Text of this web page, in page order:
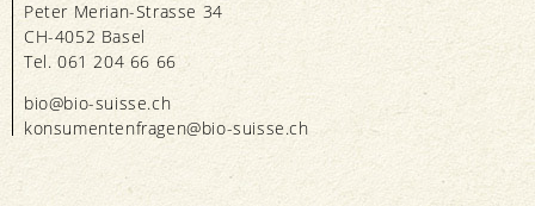
Peter Merian-Strasse 34
CH-4052 Basel
Tel. 061 204 66 66
bio@bio-suisse.ch
konsumentenfragen@bio-suisse.ch